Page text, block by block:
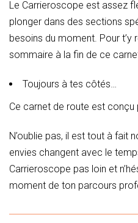
Le Carrieroscope est assez
plonger dans des sections
besoins du moment. Pour t’y
sommaire à la fin de ce
Toujours à tes côtés…
Ce carnet de route est
N’oublie pas, il est tout à fait
envies changent avec le
Carrieroscope pas loin et
moment de ton parcours